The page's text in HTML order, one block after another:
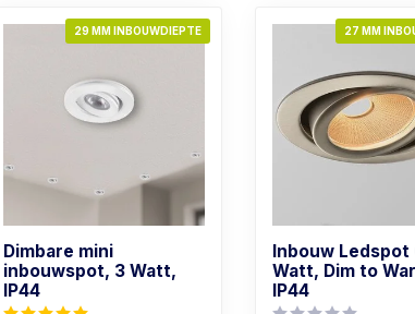
29 MM INBOUWDIEPTE
Dimbare mini
inbouwspot, 3 Watt,
IP44
27 MM
Inbouw Ledspot
Watt, Dim to
IP44